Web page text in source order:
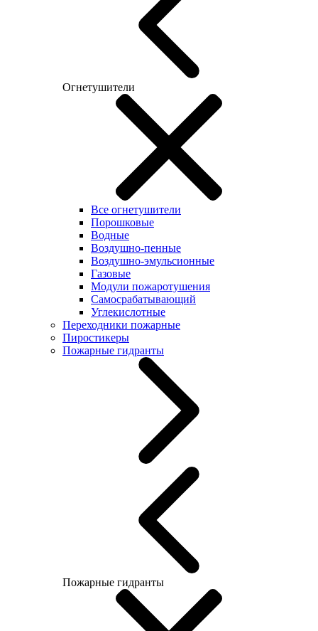
Огнетушители
Все огнетушители
Порошковые
Водные
Воздушно-пенные
Воздушно-эмульсионные
Газовые
Модули пожаротушения
Самосрабатывающий
Углекислотные
Переходники пожарные
Пиростикеры
Пожарные гидранты
Пожарные гидранты